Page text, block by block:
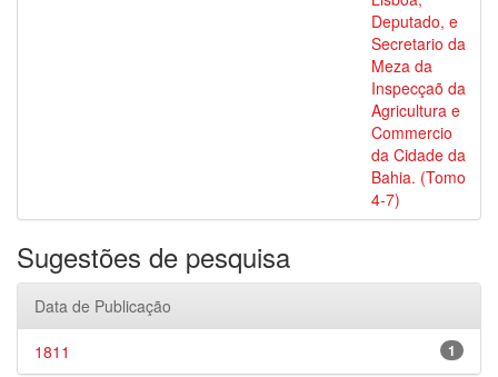
Deputado, e
Secretario da
Meza da
Inspecçaõ da
Agricultura e
Commercio
da Cidade da
Bahia. (Tomo
4-7)
Sugestões de pesquisa
Data de Publicação
1
1811